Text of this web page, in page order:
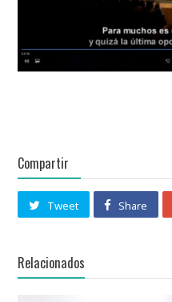
Compartir
Tweet Share
Relacionados